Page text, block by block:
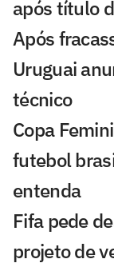
após título
Após
Uruguai
técnico
Copa
futebol
entenda
Fifa pede
projeto de